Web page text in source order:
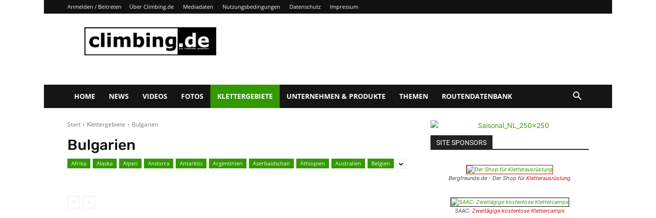
Anmelden / Beitreten Über Climbing.de Mediadaten Nutzungsbedingungen Datenschutz Impressum
Climbing.de
HOME NEWS VIDEOS FOTOS KLETTERGEBIETE UNTERNEHMEN & PRODUKTE THEMEN ROUTENDATENBANK
Start Klettergebiete Bulgarien
Bulgarien
Afrika Alaska Alpen Andorra Antarktis Argentinien Aserbaidschan Äthiopien Australien Belgien
SITE SPONSORS
Bergfreunde.de - Der Shop fürKletterausrüstung
SAAC: Zweitägige kostenlose Klettercamps